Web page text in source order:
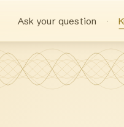
Ask your question